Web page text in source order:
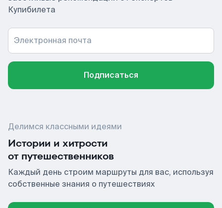
Купибилета
Электронная почта
Подписаться
Делимся классными идеями
Истории и хитрости
от путешественников
Каждый день строим маршруты для вас, используя
собственные знания о путешествиях